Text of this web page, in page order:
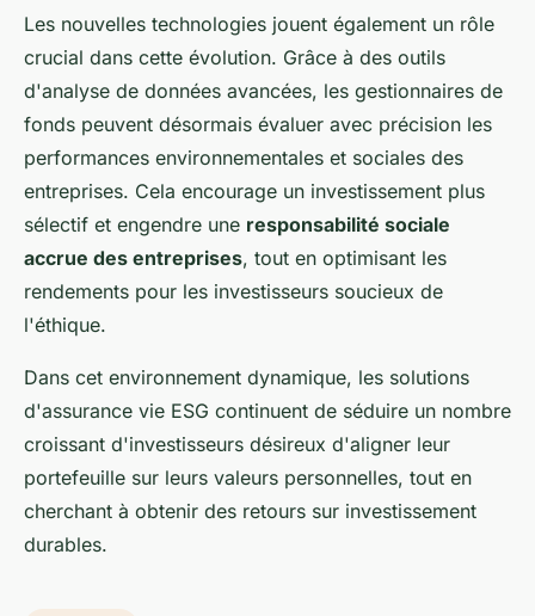
Les nouvelles technologies jouent également un rôle
crucial dans cette évolution. Grâce à des outils
d'analyse de données avancées, les gestionnaires de
fonds peuvent désormais évaluer avec précision les
performances environnementales et sociales des
entreprises. Cela encourage un investissement plus
sélectif et engendre une responsabilité sociale
accrue des entreprises, tout en optimisant les
rendements pour les investisseurs soucieux de
l'éthique.
Dans cet environnement dynamique, les solutions
d'assurance vie ESG continuent de séduire un nombre
croissant d'investisseurs désireux d'aligner leur
portefeuille sur leurs valeurs personnelles, tout en
cherchant à obtenir des retours sur investissement
durables.